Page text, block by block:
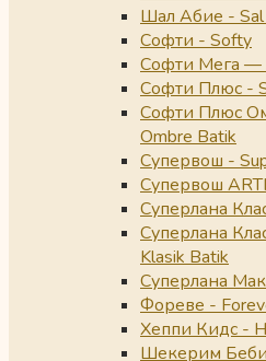
Шал Абие - Sal
Софти - Softy
Софти Мега —
Софти Плюс -
Софти Плюс
Ombre Batik
Супервош -
Супервош
Суперлана
Суперлана
Klasik Batik
Суперлана
Фореве -
Хеппи Кидс -
Шекерим